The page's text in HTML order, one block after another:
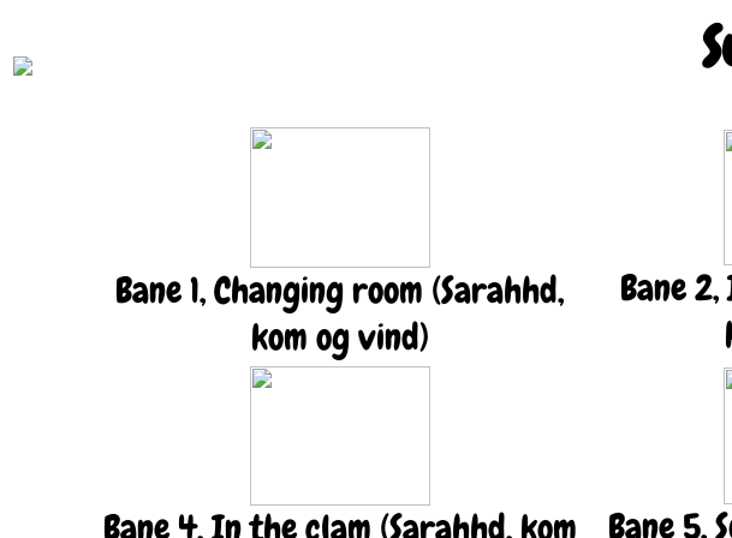
Bane 1, Changing room (Sarahhd,
kom og vind)
Bane
Bane 4, In the clam (Sarahhd, kom
Bane 5,